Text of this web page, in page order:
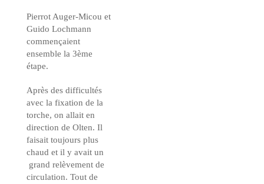
Pierrot Auger-Micou et
Guido Lochmann
commençaient
ensemble la 3ème
étape.
Après des difficultés
avec la fixation de la
torche, on allait en
direction de Olten. Il
faisait toujours plus
chaud et il y avait un
grand relèvement de
circulation. Tout de